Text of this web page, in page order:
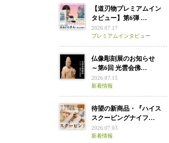
【道刃物プレミアムイン
タビュー】第6弾 …
2026.07.17
プレミアムインタビュー
仏像彫刻展のお知らせ
～第6回 光雲会佛…
2026.07.15
新着情報
待望の新商品・『ハイス
スクーピングナイフ…
2026.07.03
新着情報